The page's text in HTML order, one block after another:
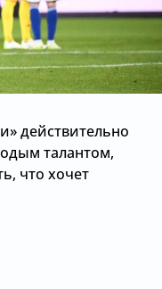
действительно
талантом,
что хочет